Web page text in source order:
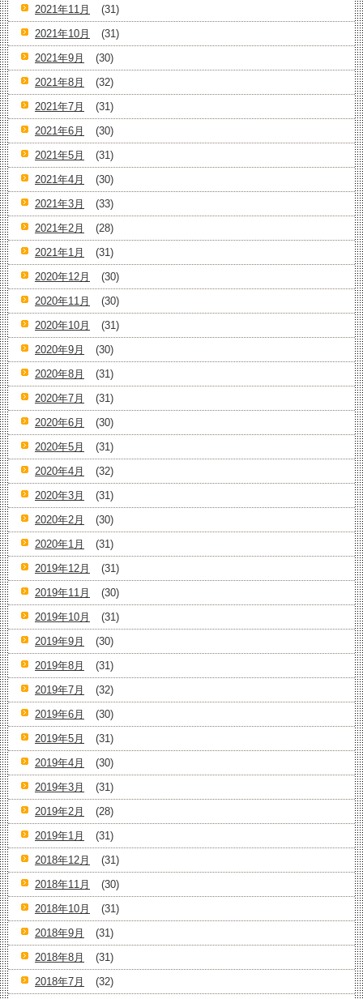
2021年11月
(31)
2021年10月
(31)
2021年9月
(30)
2021年8月
(32)
2021年7月
(31)
2021年6月
(30)
2021年5月
(31)
2021年4月
(30)
2021年3月
(33)
2021年2月
(28)
2021年1月
(31)
2020年12月
(30)
2020年11月
(30)
2020年10月
(31)
2020年9月
(30)
2020年8月
(31)
2020年7月
(31)
2020年6月
(30)
2020年5月
(31)
2020年4月
(32)
2020年3月
(31)
2020年2月
(30)
2020年1月
(31)
2019年12月
(31)
2019年11月
(30)
2019年10月
(31)
2019年9月
(30)
2019年8月
(31)
2019年7月
(32)
2019年6月
(30)
2019年5月
(31)
2019年4月
(30)
2019年3月
(31)
2019年2月
(28)
2019年1月
(31)
2018年12月
(31)
2018年11月
(30)
2018年10月
(31)
2018年9月
(31)
2018年8月
(31)
2018年7月
(32)